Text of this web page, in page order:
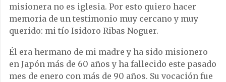
misionera no es iglesia. Por esto quiero hacer
memoria de un testimonio muy cercano y muy
querido: mi tío Isidoro Ribas Noguer.
Él era hermano de mi madre y ha sido misionero
en Japón más de 60 años y ha fallecido este pasado
mes de enero con más de 90 años. Su vocación fue